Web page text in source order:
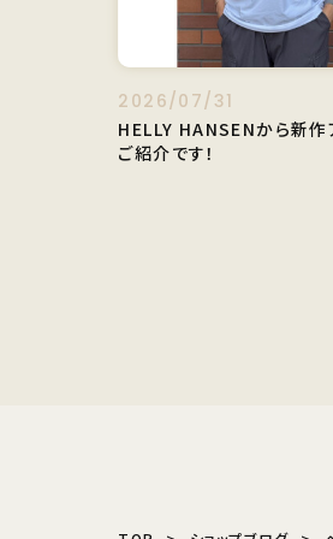
2026/07/31
HELLY HANSENから新作
ご紹介です！